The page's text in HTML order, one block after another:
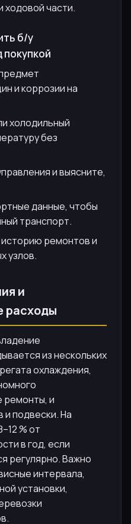
ходовой части.
б/у
и коррозии на
холодильный
без
и выясните,
данные, чтобы
транспорт.
ремонтов и
узлов.
и
расходы
из нескольких
охлаждения,
ремонты, и
подвески. На
% от
в год, если
регулярно. Важно
интервала,
установки,